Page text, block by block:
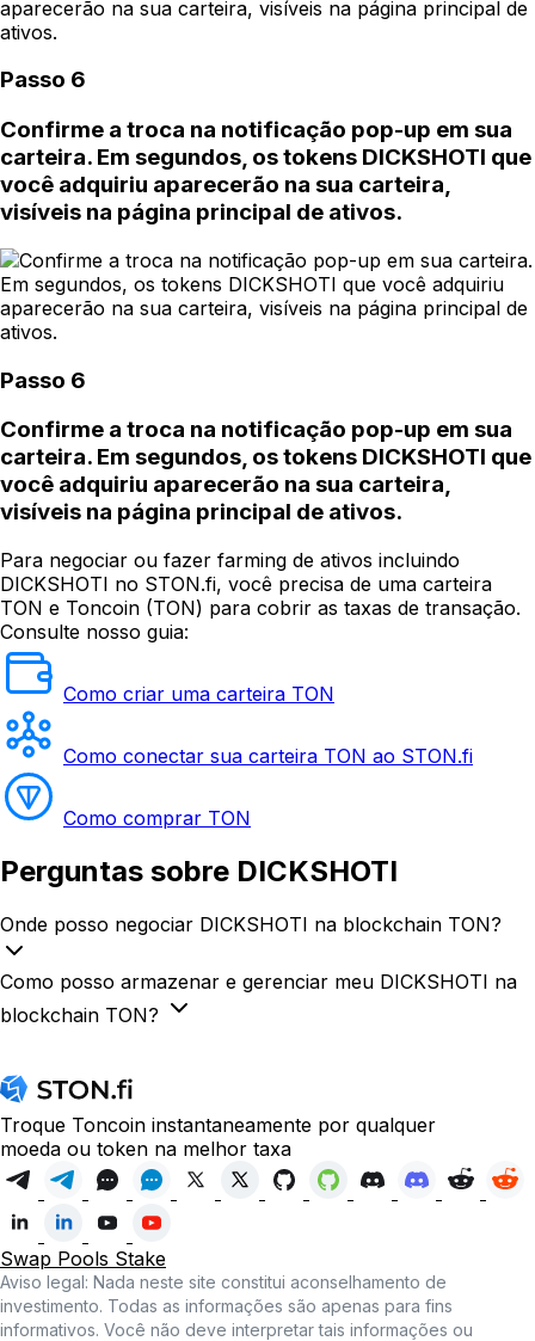
Passo 6
Confirme a troca na notificação pop-up em sua
carteira. Em segundos, os tokens DICKSHOTI que
você adquiriu aparecerão na sua carteira,
visíveis na página principal de ativos.
Passo 6
Confirme a troca na notificação pop-up em sua
carteira. Em segundos, os tokens DICKSHOTI que
você adquiriu aparecerão na sua carteira,
visíveis na página principal de ativos.
Para negociar ou fazer farming de ativos incluindo
DICKSHOTI no STON.fi, você precisa de uma carteira
TON e Toncoin (TON) para cobrir as taxas de transação.
Consulte nosso guia:
Como criar uma carteira TON
Como conectar sua carteira TON ao STON.fi
Como comprar TON
Perguntas sobre DICKSHOTI
Onde posso negociar DICKSHOTI na blockchain TON?
Como posso armazenar e gerenciar meu DICKSHOTI na
blockchain TON?
Troque Toncoin instantaneamente por qualquer
moeda ou token na melhor taxa
Swap Pools Stake
Aviso legal: Nada neste site constitui aconselhamento de
investimento. Todas as informações são apenas para fins
informativos. Você não deve interpretar tais informações ou